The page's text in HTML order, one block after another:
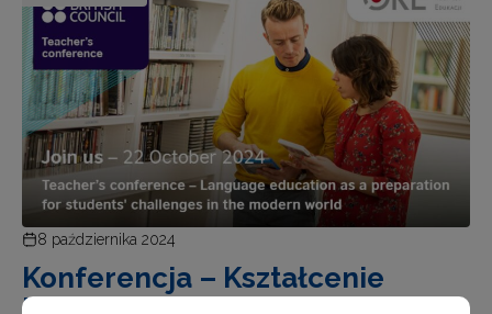
8 października 2024
Konferencja – Kształcenie